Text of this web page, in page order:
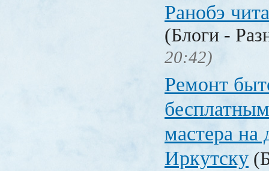
Ранобэ
(Блоги -
20:42)
Ремонт
мастера на
Иркутску